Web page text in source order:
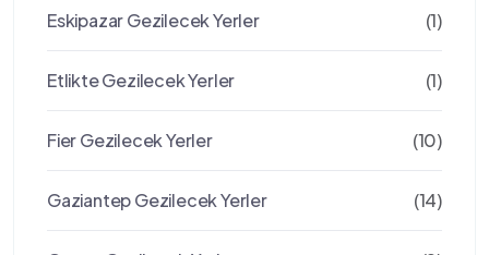
Eskipazar Gezilecek Yerler (1)
Etlikte Gezilecek Yerler (1)
Fier Gezilecek Yerler (10)
Gaziantep Gezilecek Yerler (14)